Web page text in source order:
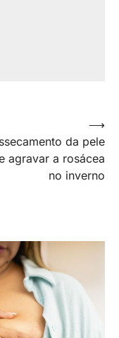
da pele
agravar a rosácea
no inverno
⟶